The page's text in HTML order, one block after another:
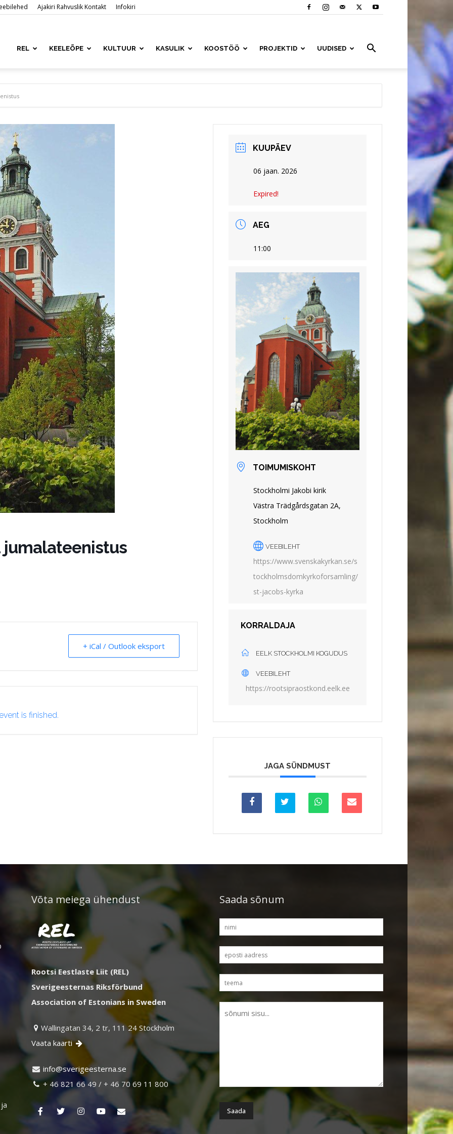
Ajakiri Rahvuslik Kontakt Infokiri
REL KEELEÕPE KULTUUR KASULIK KOOSTÖÖ PROJEKTID UUDISED
+ iCal / Outlook eksport
is finished.
KUUPÄEV
06 jaan. 2026
Expired!
AEG
11:00
TOIMUMISKOHT
Stockholmi Jakobi kirik
Västra Trädgårdsgatan 2A,
Stockholm
VEEBILEHT
https://www.svenskakyrkan.se/s
tockholmsdomkyrkoforsamling/
st-jacobs-kyrka
KORRALDAJA
EELK STOCKHOLMI KOGUDUS
VEEBILEHT
https://rootsipraostkond.eelk.ee
JAGA SÜNDMUST
Võta meiega ühendust
Rootsi Eestlaste Liit (REL)
Sverigeesternas Riksförbund
Association of Estonians in Sweden
 Wallingatan 34, 2 tr, 111 24 Stockholm
Vaata kaarti 
 es.an
retse
egire
vs@of
ni
 + 46 821 66 49 / + 46 70 69 11 800
Saada sõnum